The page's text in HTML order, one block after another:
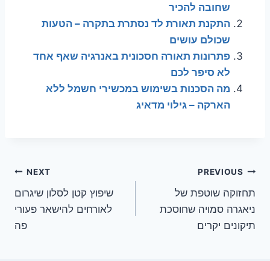
שחובה להכיר
התקנת תאורת לד נסתרת בתקרה – הטעות
שכולם עושים
פתרונות תאורה חסכונית באנרגיה שאף אחד
לא סיפר לכם
מה הסכנות בשימוש במכשירי חשמל ללא
הארקה – גילוי מדאיג
ניווט
PREVIOUS
תחזוקה שוטפת של
ניאגרה סמויה שחוסכת
תיקונים יקרים
NEXT
שיפוץ קטן לסלון שיגרום
לאורחים להישאר פעורי
פה